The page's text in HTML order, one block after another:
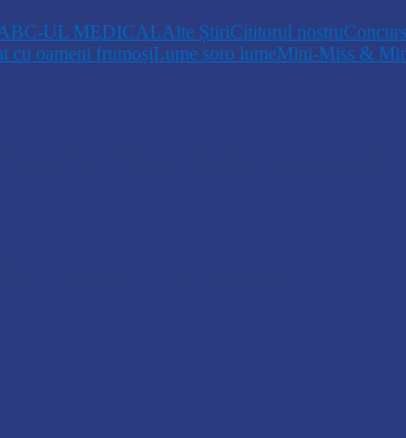
ABC-UL MEDICALAlte ȘtiriCititorul nostru
cu oameni frumoșiLume soro lumeMini-Miss &